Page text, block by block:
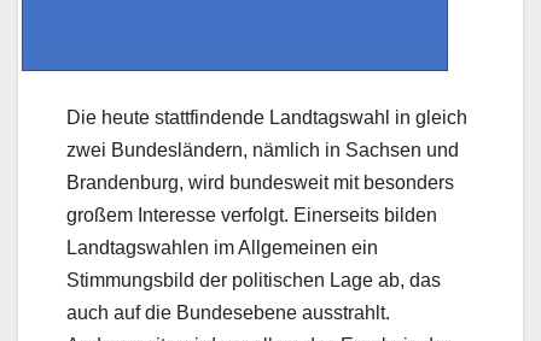
Die heute stattfindende Landtagswahl in gleich
zwei Bundesländern, nämlich in Sachsen und
Brandenburg, wird bundesweit mit besonders
großem Interesse verfolgt. Einerseits bilden
Landtagswahlen im Allgemeinen ein
Stimmungsbild der politischen Lage ab, das
auch auf die Bundesebene ausstrahlt.